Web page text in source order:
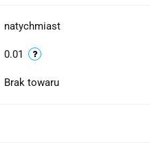
natychmiast
0.01
Brak towaru